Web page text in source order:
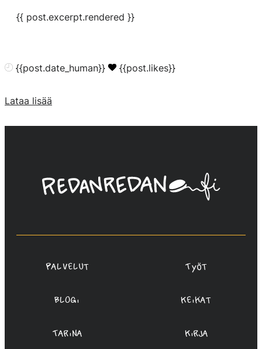
{{ post.excerpt.rendered }}
{{post.date_human}} {{post.likes}}
Lataa lisää
Linda
Saukko-
Oy
Palvelut Työt
Blogi Keikat
Tarina Kirja